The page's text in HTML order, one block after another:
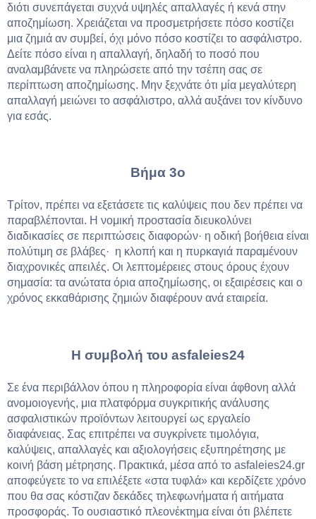
διότι συνεπάγεται συχνά υψηλές απαλλαγές ή κενά στην
αποζημίωση. Χρειάζεται να προσμετρήσετε πόσο κοστίζει
μια ζημιά αν συμβεί, όχι μόνο πόσο κοστίζει το ασφάλιστρο.
Δείτε πόσο είναι η απαλλαγή, δηλαδή το ποσό που
αναλαμβάνετε να πληρώσετε από την τσέπη σας σε
περίπτωση αποζημίωσης. Μην ξεχνάτε ότι μία μεγαλύτερη
απαλλαγή μειώνει το ασφάλιστρο, αλλά αυξάνει τον κίνδυνο
για εσάς.
Βήμα 3ο
Τρίτον, πρέπει να εξετάσετε τις καλύψεις που δεν πρέπει να
παραβλέπονται. Η νομική προστασία διευκολύνει
διαδικασίες σε περιπτώσεις διαφορών· η οδική βοήθεια είναι
πολύτιμη σε βλάβες· η κλοπή και η πυρκαγιά παραμένουν
διαχρονικές απειλές. Οι λεπτομέρειες στους όρους έχουν
σημασία: τα ανώτατα όρια αποζημίωσης, οι εξαιρέσεις και ο
χρόνος εκκαθάρισης ζημιών διαφέρουν ανά εταιρεία.
Η συμβολή του asfaleies24
Σε ένα περιβάλλον όπου η πληροφορία είναι άφθονη αλλά
ανομοιογενής, μια πλατφόρμα συγκριτικής ανάλυσης
ασφαλιστικών προϊόντων λειτουργεί ως εργαλείο
διαφάνειας. Σας επιτρέπει να συγκρίνετε τιμολόγια,
καλύψεις, απαλλαγές και αξιολογήσεις εξυπηρέτησης με
κοινή βάση μέτρησης. Πρακτικά, μέσα από το asfaleies24.gr
αποφεύγετε το να επιλέξετε «στα τυφλά» και κερδίζετε χρόνο
που θα σας κόστιζαν δεκάδες τηλεφωνήματα ή αιτήματα
προσφοράς. Το ουσιαστικό πλεονέκτημα είναι ότι βλέπετε